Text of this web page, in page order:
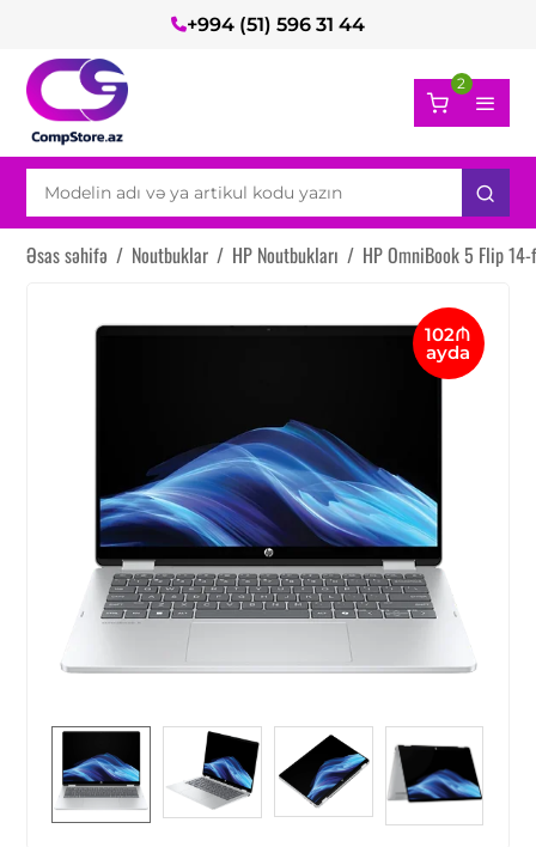
+994 (51) 596 31 44
2
Əsas səhifə / Noutbuklar / HP Noutbukları / HP OmniBook 5 Flip
102₼
ayda